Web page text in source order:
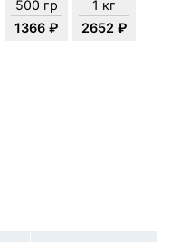
500 гр
1366 ₽
1 кг
2652 ₽